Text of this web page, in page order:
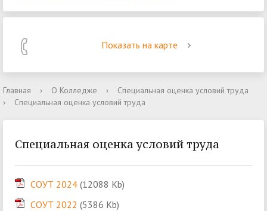
Показать на карте
Главная › О Колледже ›
Специальная оценка условий труда
›
Специальная оценка условий труда
Специальная оценка условий труда
СОУТ 2024 (12088 Kb)
СОУТ 2022 (5386 Kb)